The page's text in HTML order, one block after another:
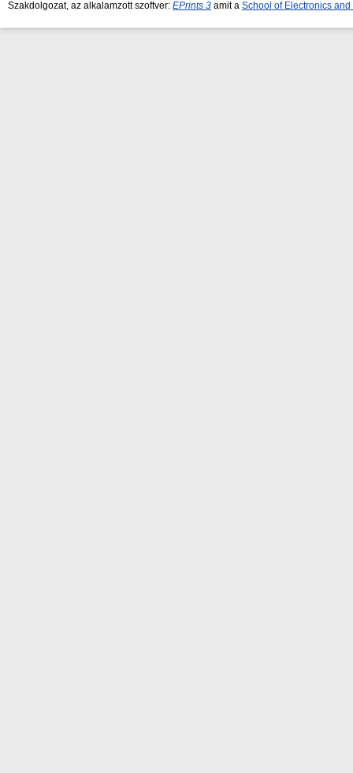
Szakdolgozat, az alkalamzott szoftver: EPrints 3 amit a School of Electronics